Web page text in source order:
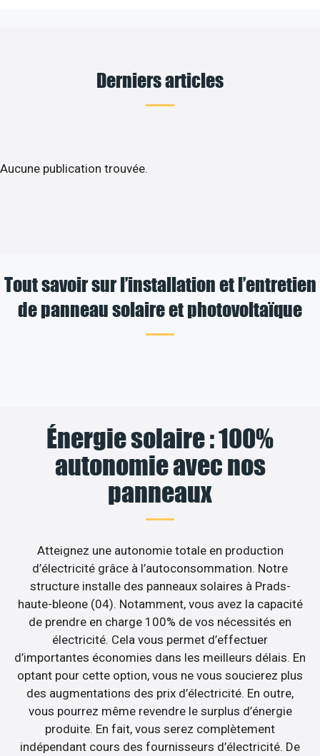
Derniers articles
Aucune publication trouvée.
Tout savoir sur l’installation et l’entretien
de panneau solaire et photovoltaïque
Énergie solaire : 100%
autonomie avec nos
panneaux
Atteignez une autonomie totale en production
d’électricité grâce à l’autoconsommation. Notre
structure installe des panneaux solaires à Prads-
haute-bleone (04). Notamment, vous avez la capacité
de prendre en charge 100% de vos nécessités en
électricité. Cela vous permet d’effectuer
d’importantes économies dans les meilleurs délais. En
optant pour cette option, vous ne vous soucierez plus
des augmentations des prix d’électricité. En outre,
vous pourrez même revendre le surplus d’énergie
produite. En fait, vous serez complètement
indépendant cours des fournisseurs d’électricité. De